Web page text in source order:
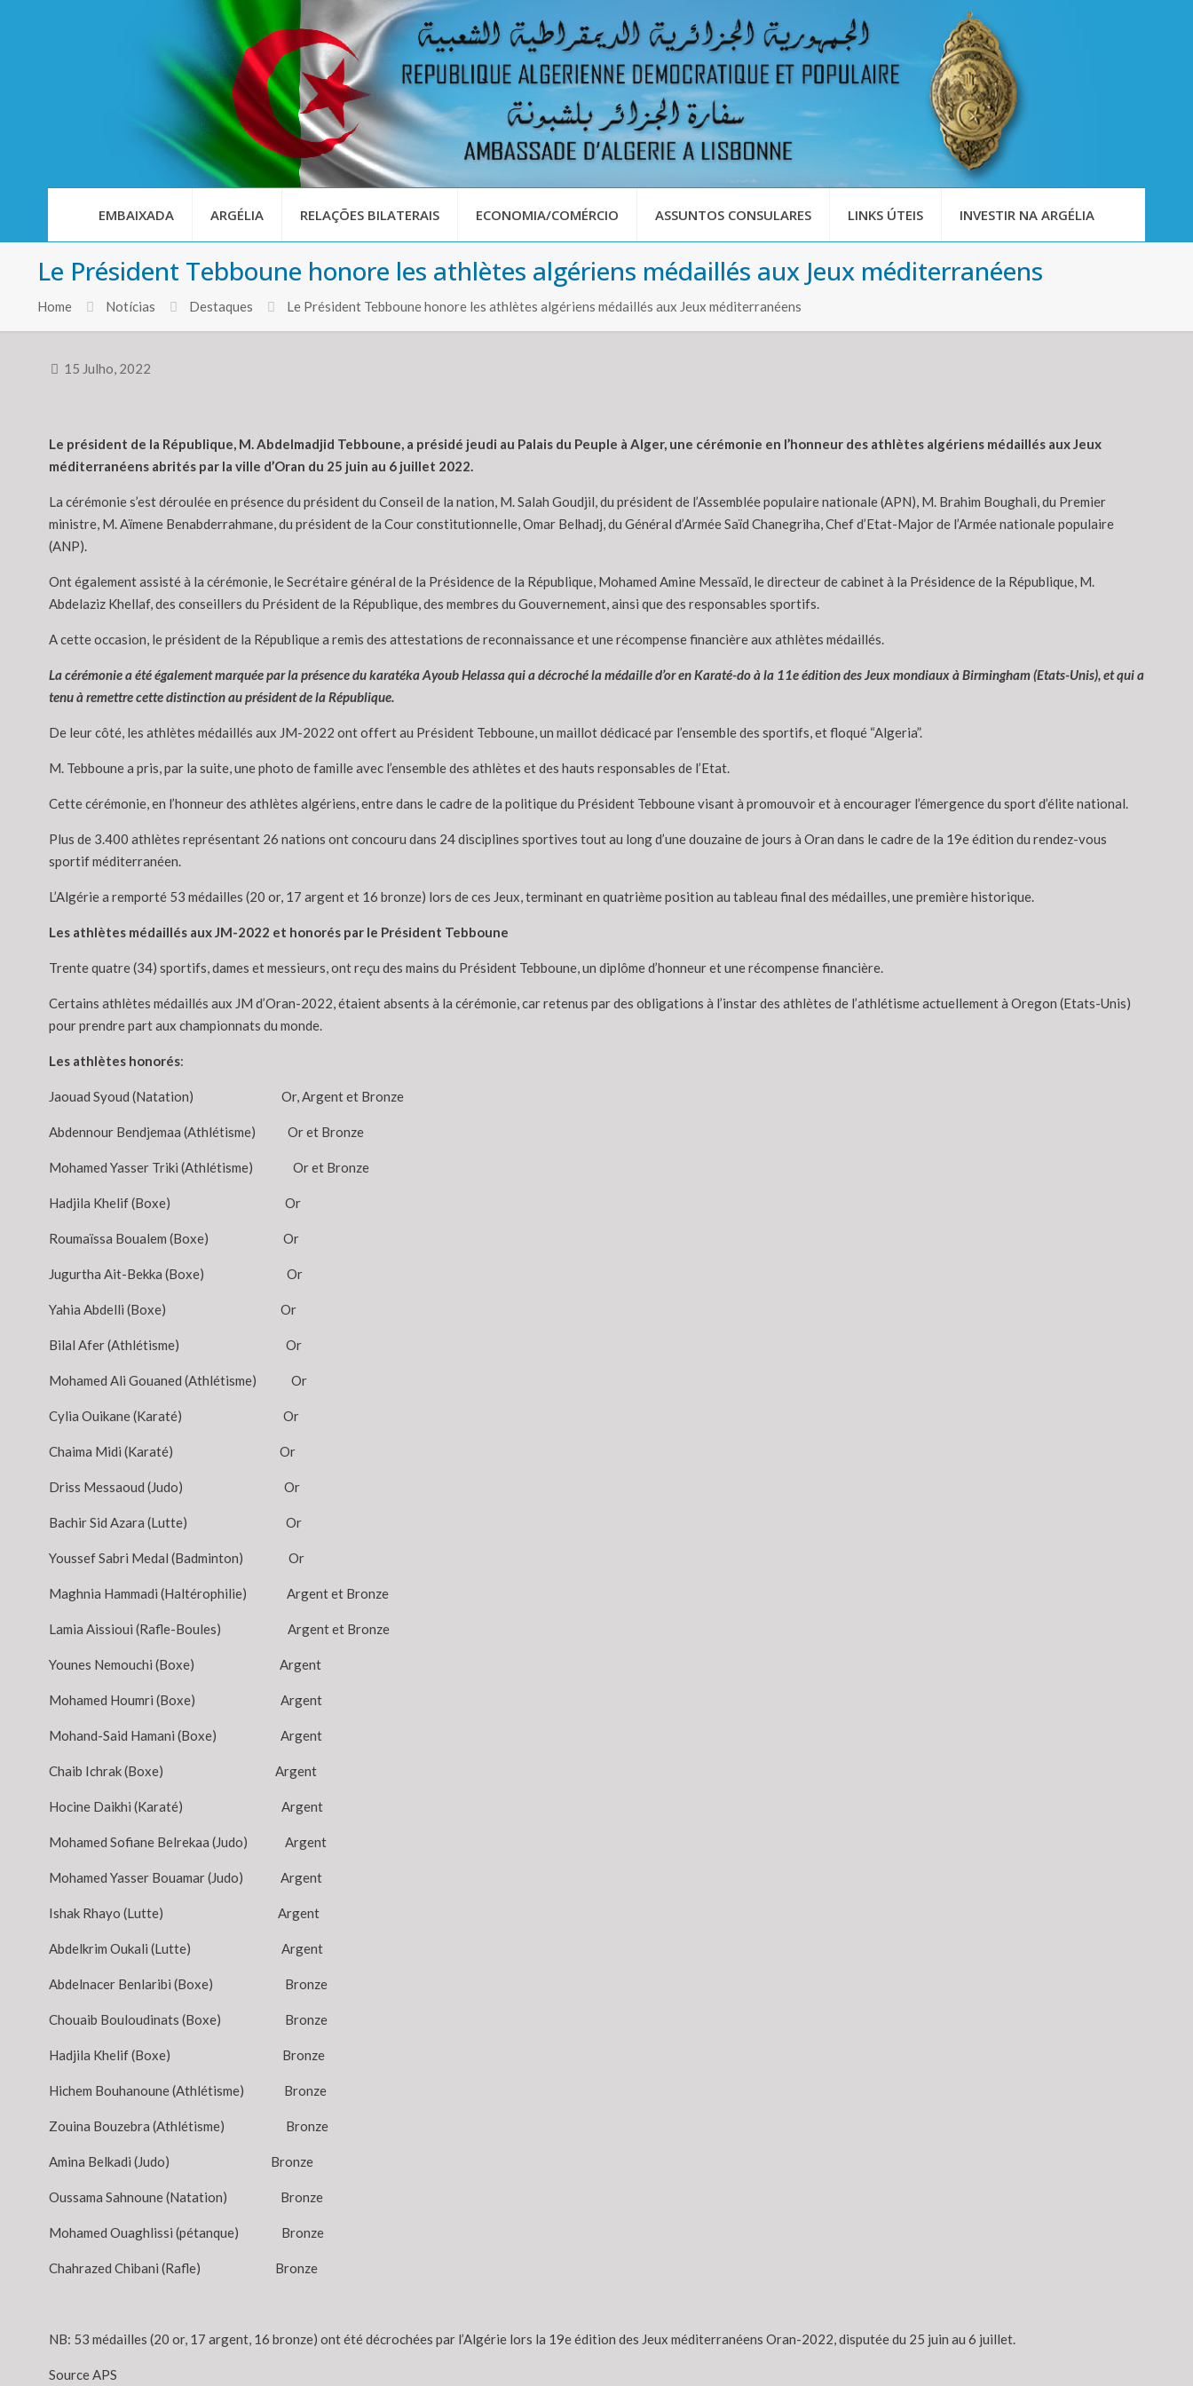
EMBAIXADA ARGÉLIA RELAÇÕES BILATERAIS ECONOMIA/COMÉRCIO ASSUNTOS CONSULARES LINKS ÚTEIS INVESTIR NA ARGÉLIA
Le Président Tebboune honore les athlètes algériens médaillés aux Jeux méditerranéens
Home Notícias Destaques Le Président Tebboune honore les athlètes algériens médaillés aux Jeux méditerranéens
15 Julho, 2022
Le président de la République, M. Abdelmadjid Tebboune, a présidé jeudi au Palais du Peuple à Alger, une cérémonie en l’honneur des athlètes algériens médaillés aux Jeux
méditerranéens abrités par la ville d’Oran du 25 juin au 6 juillet 2022.
La cérémonie s’est déroulée en présence du président du Conseil de la nation, M. Salah Goudjil, du président de l’Assemblée populaire nationale (APN), M. Brahim Boughali, du Premier
ministre, M. Aïmene Benabderrahmane, du président de la Cour constitutionnelle, Omar Belhadj, du Général d’Armée Saïd Chanegriha, Chef d’Etat-Major de l’Armée nationale populaire
(ANP).
Ont également assisté à la cérémonie, le Secrétaire général de la Présidence de la République, Mohamed Amine Messaïd, le directeur de cabinet à la Présidence de la République, M.
Abdelaziz Khellaf, des conseillers du Président de la République, des membres du Gouvernement, ainsi que des responsables sportifs.
A cette occasion, le président de la République a remis des attestations de reconnaissance et une récompense financière aux athlètes médaillés.
La cérémonie a été également marquée par la présence du karatéka Ayoub Helassa qui a décroché la médaille d’or en Karaté-do à la 11e édition des Jeux mondiaux à Birmingham (Etats-Unis), et qui a
tenu à remettre cette distinction au président de la République.
De leur côté, les athlètes médaillés aux JM-2022 ont offert au Président Tebboune, un maillot dédicacé par l’ensemble des sportifs, et floqué “Algeria”.
M. Tebboune a pris, par la suite, une photo de famille avec l’ensemble des athlètes et des hauts responsables de l’Etat.
Cette cérémonie, en l’honneur des athlètes algériens, entre dans le cadre de la politique du Président Tebboune visant à promouvoir et à encourager l’émergence du sport d’élite national.
Plus de 3.400 athlètes représentant 26 nations ont concouru dans 24 disciplines sportives tout au long d’une douzaine de jours à Oran dans le cadre de la 19e édition du rendez-vous
sportif méditerranéen.
L’Algérie a remporté 53 médailles (20 or, 17 argent et 16 bronze) lors de ces Jeux, terminant en quatrième position au tableau final des médailles, une première historique.
Les athlètes médaillés aux JM-2022 et honorés par le Président Tebboune
Trente quatre (34) sportifs, dames et messieurs, ont reçu des mains du Président Tebboune, un diplôme d’honneur et une récompense financière.
Certains athlètes médaillés aux JM d’Oran-2022, étaient absents à la cérémonie, car retenus par des obligations à l’instar des athlètes de l’athlétisme actuellement à Oregon (Etats-Unis)
pour prendre part aux championnats du monde.
Les athlètes honorés:
Jaouad Syoud (Natation) Or, Argent et Bronze
Abdennour Bendjemaa (Athlétisme) Or et Bronze
Mohamed Yasser Triki (Athlétisme) Or et Bronze
Hadjila Khelif (Boxe) Or
Roumaïssa Boualem (Boxe) Or
Jugurtha Ait-Bekka (Boxe) Or
Yahia Abdelli (Boxe) Or
Bilal Afer (Athlétisme) Or
Mohamed Ali Gouaned (Athlétisme) Or
Cylia Ouikane (Karaté) Or
Chaima Midi (Karaté) Or
Driss Messaoud (Judo) Or
Bachir Sid Azara (Lutte) Or
Youssef Sabri Medal (Badminton) Or
Maghnia Hammadi (Haltérophilie) Argent et Bronze
Lamia Aissioui (Rafle-Boules) Argent et Bronze
Younes Nemouchi (Boxe) Argent
Mohamed Houmri (Boxe) Argent
Mohand-Said Hamani (Boxe) Argent
Chaib Ichrak (Boxe) Argent
Hocine Daikhi (Karaté) Argent
Mohamed Sofiane Belrekaa (Judo) Argent
Mohamed Yasser Bouamar (Judo) Argent
Ishak Rhayo (Lutte) Argent
Abdelkrim Oukali (Lutte) Argent
Abdelnacer Benlaribi (Boxe) Bronze
Chouaib Bouloudinats (Boxe) Bronze
Hadjila Khelif (Boxe) Bronze
Hichem Bouhanoune (Athlétisme) Bronze
Zouina Bouzebra (Athlétisme) Bronze
Amina Belkadi (Judo) Bronze
Oussama Sahnoune (Natation) Bronze
Mohamed Ouaghlissi (pétanque) Bronze
Chahrazed Chibani (Rafle) Bronze
NB: 53 médailles (20 or, 17 argent, 16 bronze) ont été décrochées par l’Algérie lors la 19e édition des Jeux méditerranéens Oran-2022, disputée du 25 juin au 6 juillet.
Source APS